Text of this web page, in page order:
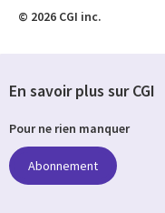
© 2026 CGI inc.
En savoir plus sur CGI
Pour ne rien manquer
Abonnement